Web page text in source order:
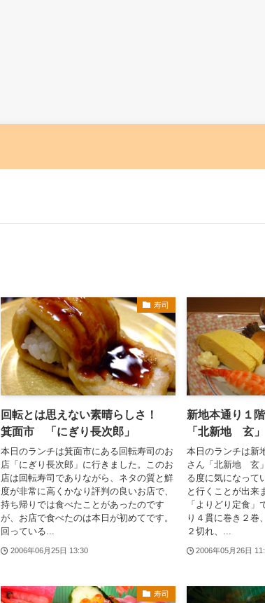
寿司
回転とは思えない素晴らしさ！
箕面市 「にぎり長次郎」
本日のランチは箕面市にある回転寿司のお
店「にぎり長次郎」に行きました。このお
店は回転寿司でありながら、ネタの質と鮮
度が非常に高くかなり評判の良いお店で、
持ち帰りでは食べたことがあったのです
が、お店で食べたのは本日が初めてです。
回っている...
2006年06月25日 13:30
新地本通り１
「北新地 玄」
本日のランチは新
さん「北新地 玄
る度に気になって
と行くことが出来
「よりどり定食
り４貫に巻き２巻
２切れ、...
2006年05月26日
寿司